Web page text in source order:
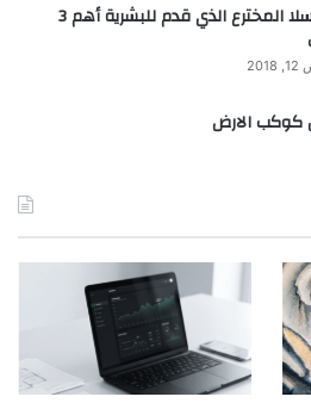
نيكولا تسلا المخترع الذي قدم للبشرية أهم 3
كوكب الارض